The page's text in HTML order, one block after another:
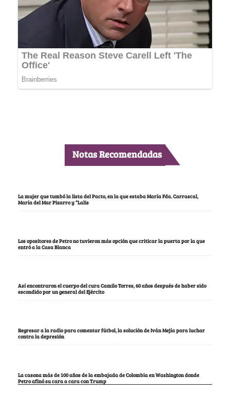
Notas Recomendadas
La mujer que tumbó la lista del Pacto, en la que estaba María Fda. Carrascal,
María del Mar Pizarro y “Lalis
Los opositores de Petro no tuvieron más opción que criticar la puerta por la que
entró a la Casa Blanca
Así encontraron el cuerpo del cura Camilo Torres, 60 años después de haber sido
escondido por un general del Ejército
Regresar a la radio para comentar fútbol, la solución de Iván Mejía para luchar
contra la depresión
La casona más de 100 años de la embajada de Colombia en Washington donde
Petro afinó su cara a cara con Trump